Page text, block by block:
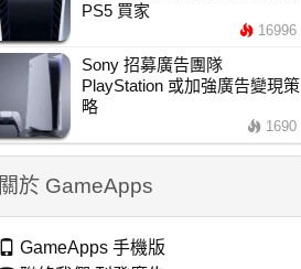
PS5 買家
16996
Sony 招募廣告團隊
PlayStation 或加強廣告變現策
略
1690
關於 GameApps
GameApps 手機版